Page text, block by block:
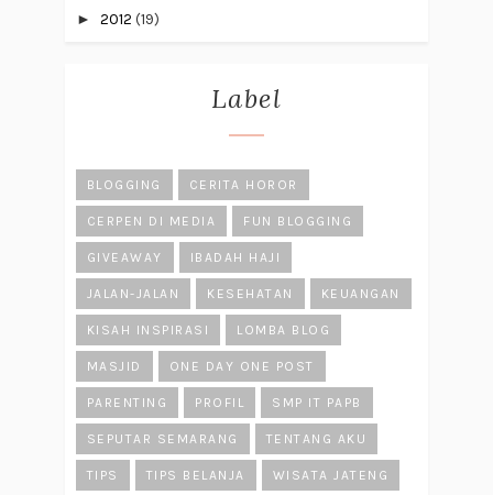
► 2012 (19)
Label
BLOGGING CERITA HOROR
CERPEN DI MEDIA FUN BLOGGING
GIVEAWAY IBADAH HAJI
JALAN-JALAN KESEHATAN KEUANGAN
KISAH INSPIRASI LOMBA BLOG
MASJID ONE DAY ONE POST
PARENTING PROFIL SMP IT PAPB
SEPUTAR SEMARANG TENTANG AKU
TIPS TIPS BELANJA WISATA JATENG